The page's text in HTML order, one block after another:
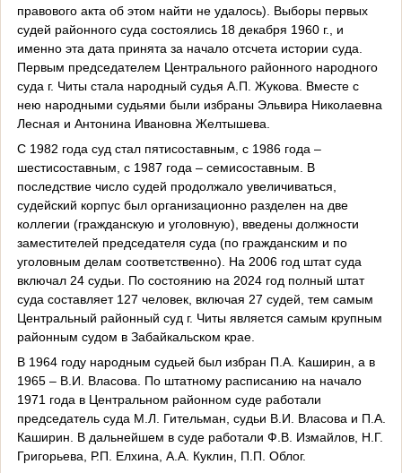
правового акта об этом найти не удалось). Выборы первых
судей районного суда состоялись 18 декабря 1960 г., и
именно эта дата принята за начало отсчета истории суда.
Первым председателем Центрального районного народного
суда г. Читы стала народный судья А.П. Жукова. Вместе с
нею народными судьями были избраны Эльвира Николаевна
Лесная и Антонина Ивановна Желтышева.
С 1982 года суд стал пятисоставным, с 1986 года –
шестисоставным, с 1987 года – семисоставным. В
последствие число судей продолжало увеличиваться,
судейский корпус был организационно разделен на две
коллегии (гражданскую и уголовную), введены должности
заместителей председателя суда (по гражданским и по
уголовным делам соответственно). На 2006 год штат суда
включал 24 судьи. По состоянию на 2024 год полный штат
суда составляет 127 человек, включая 27 судей, тем самым
Центральный районный суд г. Читы является самым крупным
районным судом в Забайкальском крае.
В 1964 году народным судьей был избран П.А. Каширин, а в
1965 – В.И. Власова. По штатному расписанию на начало
1971 года в Центральном районном суде работали
председатель суда М.Л. Гительман, судьи В.И. Власова и П.А.
Каширин. В дальнейшем в суде работали Ф.В. Измайлов, Н.Г.
Григорьева, Р.П. Елхина, А.А. Куклин, П.П. Облог.